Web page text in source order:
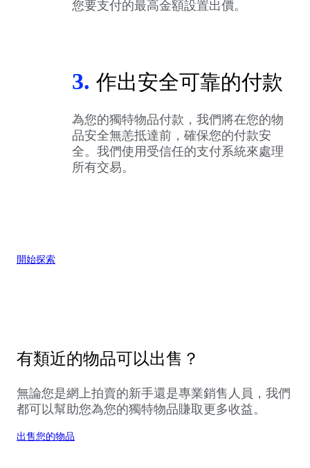
您要支付的最高金額設置出價。
3. 作出安全可靠的付款
為您的獨特物品付款，我們將在您的物
品安全無恙抵達前，確保您的付款安
全。我們使用受信任的支付系統來處理
所有交易。
開始探索
有類近的物品可以出售？
無論您是網上拍賣的新手還是專業銷售人員，我們
都可以幫助您為您的獨特物品賺取更多收益。
出售您的物品